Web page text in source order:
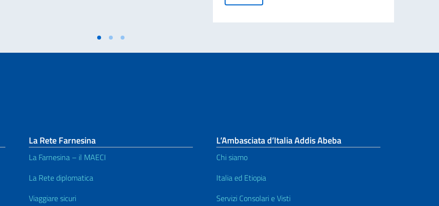
La Rete Farnesina
La Farnesina – il MAECI
La Rete diplomatica
Viaggiare sicuri
L’Ambasciata d’Italia Addis Abeba
Chi siamo
Italia ed Etiopia
Servizi Consolari e Visti